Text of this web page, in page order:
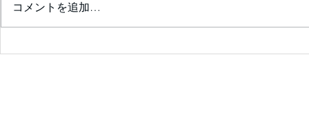
コメントを追加…